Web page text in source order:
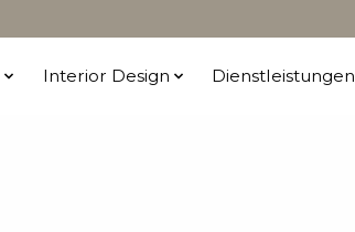
Interior Design Dienstleistungen